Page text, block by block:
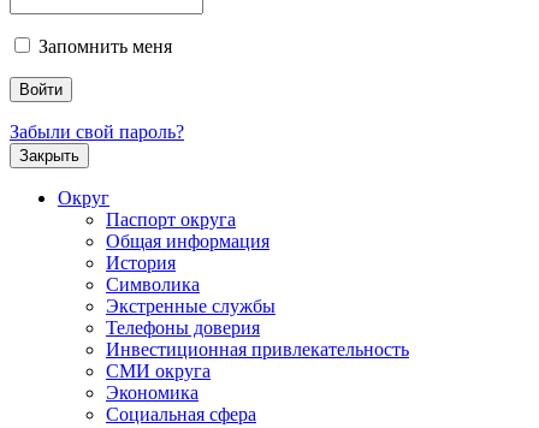
Запомнить меня
Забыли свой пароль?
Закрыть
Округ
Паспорт округа
Общая информация
История
Символика
Экстренные службы
Телефоны доверия
Инвестиционная привлекательность
СМИ округа
Экономика
Социальная сфера